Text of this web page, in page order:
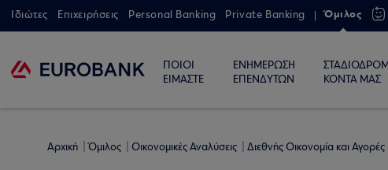
Ιδιώτες Επιχειρήσεις Personal Banking Private Banking Όμιλος
ΠΟΙΟΙ
ΕΙΜΑΣΤΕ
ΕΝΗΜΕΡΩΣΗ
ΕΠΕΝΔΥΤΩΝ
ΚΟΝΤΑ ΜΑΣ
Αρχική Όμιλος Οικονομικές Αναλύσεις Διεθνής Οικονομία και Αγορές